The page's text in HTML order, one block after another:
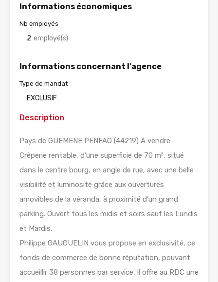
Informations économiques
Nb employés
2 employé(s)
Informations concernant l'agence
Type de mandat
EXCLUSIF
Description
Pays de GUEMENE PENFAO (44219) A vendre
Crêperie rentable, d’une superficie de 70 m², situé
dans le centre bourg, en angle de rue, avec une belle
visibilité et luminosité grâce aux ouvertures
amovibles de la véranda, à proximité d’un grand
parking. Ouvert tous les midis et soirs sauf les Lundis
et Mardis.
Philippe GAUGUELIN vous propose en exclusivité, ce
fonds de commerce de bonne réputation, pouvant
accueillir 38 personnes par service, il offre au RDC une